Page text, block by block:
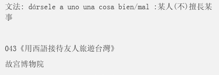
文法: dársele a uno una cosa bien/mal :某人(不)擅長某
事
043《用西語接待友人旅遊台灣》
故宮博物院